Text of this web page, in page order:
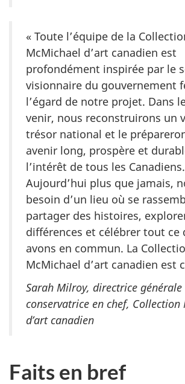
« Toute l’équipe de la
McMichael d’art canadien est
profondément inspirée par le
visionnaire du gouvernement
l’égard de notre projet. Dans
venir, nous reconstruirons un
trésor national et le
avenir long, prospère et
l’intérêt de tous les Canadiens.
Aujourd’hui plus que jamais,
besoin d’un lieu où se
partager des histoires,
différences et célébrer tout ce
avons en commun. La
McMichael d’art canadien est
Sarah Milroy, directrice générale
conservatrice en chef, Collection
d’art canadien
Faits en bref